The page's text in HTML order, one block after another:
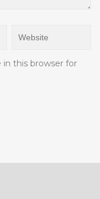
in this browser for